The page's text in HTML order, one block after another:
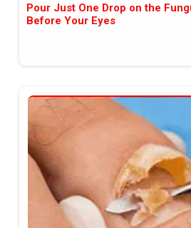
Pour Just One Drop on the
Before Your Eyes